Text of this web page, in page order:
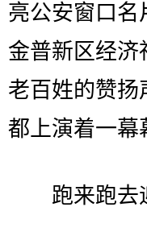
亮公安窗口名
金普新区经济
老百姓的赞扬
都上演着一幕
跑来跑去